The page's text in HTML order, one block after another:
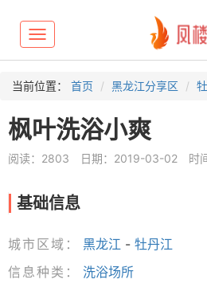
Toggle
navigation
当前位置： 首页 黑龙江分享区
枫叶洗浴小爽
阅读：2803 日期：2019-03-02 时
基础信息
城市区域： 黑龙江 - 牡丹江
信息种类：
洗浴场所